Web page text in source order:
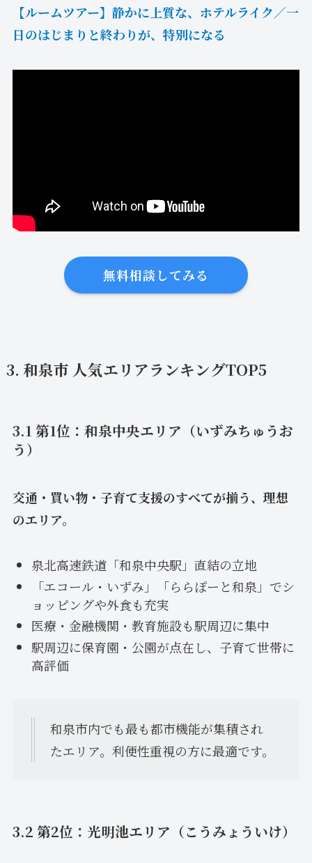
【ルームツアー】静かに上質な、ホテルライク／一
日のはじまりと終わりが、特別になる
無料相談してみる
3. 和泉市 人気エリアランキングTOP5
3.1 第1位：和泉中央エリア（いずみちゅうお
う）
交通・買い物・子育て支援のすべてが揃う、理想
のエリア。
泉北高速鉄道「和泉中央駅」直結の立地
「エコール・いずみ」「ららぽーと和泉」でシ
ョッピングや外食も充実
医療・金融機関・教育施設も駅周辺に集中
駅周辺に保育園・公園が点在し、子育て世帯に
高評価
和泉市内でも最も都市機能が集積され
たエリア。利便性重視の方に最適です。
3.2 第2位：光明池エリア（こうみょういけ）